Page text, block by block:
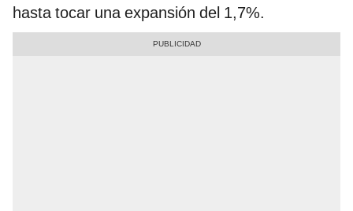
hasta tocar una expansión del 1,7%.